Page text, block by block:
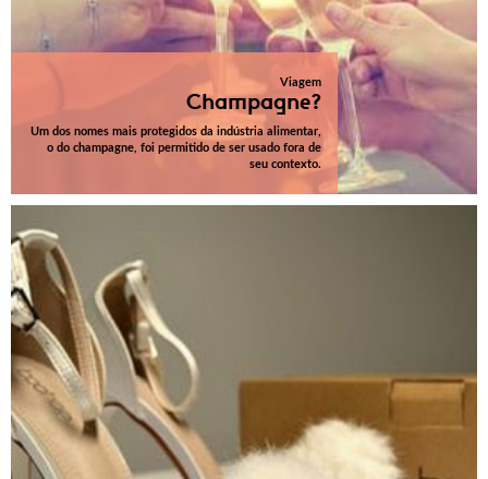
Viagem
Champagne?
Um dos nomes mais protegidos da indústria alimentar,
o do champagne, foi permitido de ser usado fora de
seu contexto.